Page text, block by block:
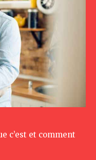
c’est et comment